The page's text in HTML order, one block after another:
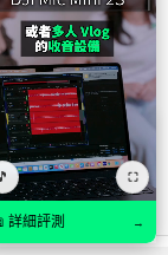
間大幅減至
做到「減店增
⛶
詳細評測 →